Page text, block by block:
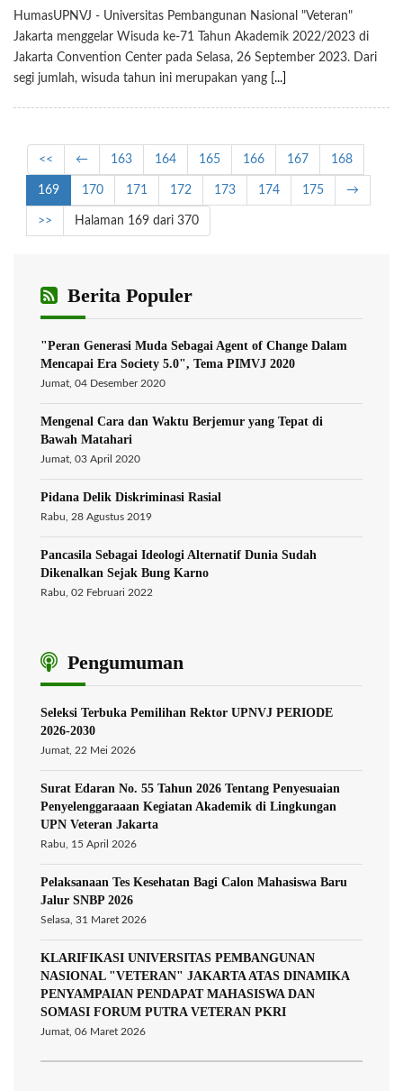
HumasUPNVJ - Universitas Pembangunan Nasional "Veteran"
Jakarta menggelar Wisuda ke-71 Tahun Akademik 2022/2023 di
Jakarta Convention Center pada Selasa, 26 September 2023. Dari
segi jumlah, wisuda tahun ini merupakan yang [...]
<< ← 163 164 165 166 167 168
169 170 171 172 173 174 175 →
>> Halaman 169 dari 370
Berita Populer
"Peran Generasi Muda Sebagai Agent of Change Dalam
Mencapai Era Society 5.0", Tema PIMVJ 2020
Jumat, 04 Desember 2020
Mengenal Cara dan Waktu Berjemur yang Tepat di
Bawah Matahari
Jumat, 03 April 2020
Pidana Delik Diskriminasi Rasial
Rabu, 28 Agustus 2019
Pancasila Sebagai Ideologi Alternatif Dunia Sudah
Dikenalkan Sejak Bung Karno
Rabu, 02 Februari 2022
Pengumuman
Seleksi Terbuka Pemilihan Rektor UPNVJ PERIODE
2026-2030
Jumat, 22 Mei 2026
Surat Edaran No. 55 Tahun 2026 Tentang Penyesuaian
Penyelenggaraaan Kegiatan Akademik di Lingkungan
UPN Veteran Jakarta
Rabu, 15 April 2026
Pelaksanaan Tes Kesehatan Bagi Calon Mahasiswa Baru
Jalur SNBP 2026
Selasa, 31 Maret 2026
KLARIFIKASI UNIVERSITAS PEMBANGUNAN
NASIONAL "VETERAN" JAKARTA ATAS DINAMIKA
PENYAMPAIAN PENDAPAT MAHASISWA DAN
SOMASI FORUM PUTRA VETERAN PKRI
Jumat, 06 Maret 2026